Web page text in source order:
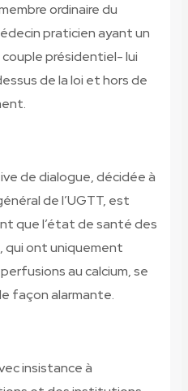
ordinaire du
praticien ayant un
présidentiel- lui
de la loi et hors de
de dialogue, décidée à
de l’UGTT, est
que l’état de santé des
qui ont uniquement
au calcium, se
façon alarmante.
insistance à